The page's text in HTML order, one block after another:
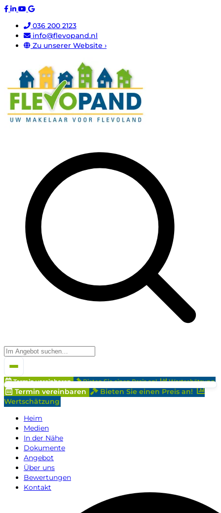
036 200 2123
info@flevopand.nl
Zu unserer Website ›
Termin vereinbaren Bieten Sie einen Preis an! Wertschätzung
Termin vereinbaren
Bieten Sie einen Preis an!
Wertschätzung
Heim
Medien
In der Nähe
Dokumente
Angebot
Über uns
Bewertungen
Kontakt